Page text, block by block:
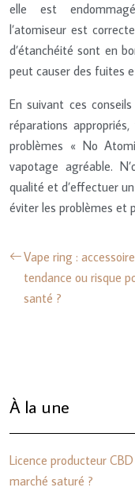
elle est
l’atomiseur est
d’étanchéité sont en
peut causer des fuites
En suivant ces
réparations
problèmes « No
vapotage agréable.
qualité et d’effectuer
éviter les problèmes et
Vape ring : accessoire
tendance ou risque
santé ?
À la une
Licence producteur
marché saturé ?